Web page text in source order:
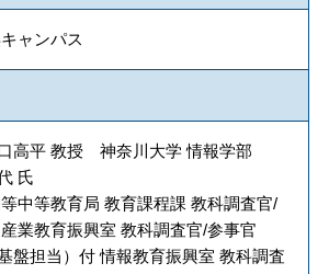
ャンパス
高平 教授 神奈川大学 情報学部
氏
中等教育局 教育課程課 教科調査官/
業教育振興室 教科調査官/参事官
盤担当）付 情報教育振興室 教科調査